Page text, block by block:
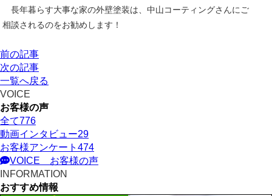
長年暮らす大事な家の外壁塗装は、中山コーティングさんにご
相談されるのをお勧めします！
前の記事
次の記事
一覧へ戻る
VOICE
お客様の声
全て776
動画インタビュー29
お客様アンケート 474
VOICE
お客様の声
INFORMATION
おすすめ情報